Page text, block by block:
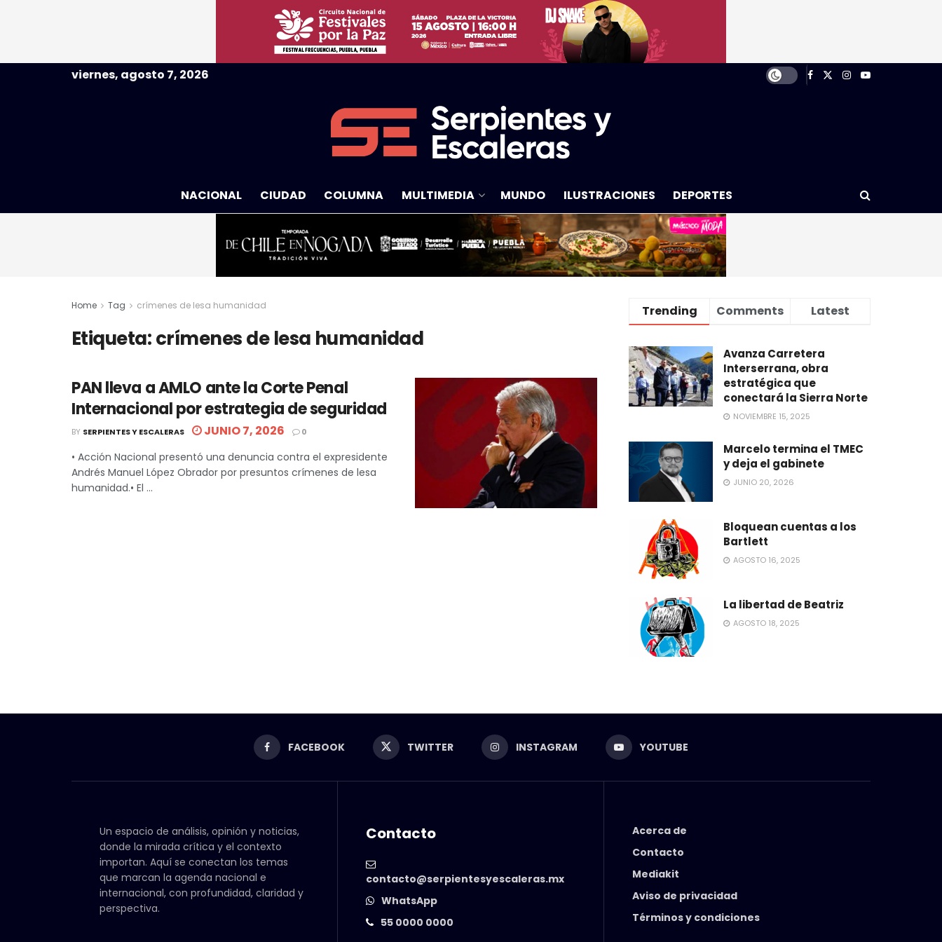
viernes, agosto 7, 2026
NACIONAL CIUDAD COLUMNA MULTIMEDIA MUNDO ILUSTRACIONES DEPORTES
Home Tag crímenes de lesa humanidad
Etiqueta:crímenes de lesa humanidad
PAN lleva a AMLO ante la Corte Penal
Internacional por estrategia de seguridad
BY SERPIENTES Y ESCALERAS JUNIO 7, 2026 0
• Acción Nacional presentó una denuncia contra el expresidente
Andrés Manuel López Obrador por presuntos crímenes de lesa
humanidad.• El ...
Trending Comments Latest
Avanza Carretera
Interserrana, obra
estratégica que
conectará la Sierra Norte
NOVIEMBRE 15, 2025
Marcelo termina el TMEC
y deja el gabinete
JUNIO 20, 2026
Bloquean cuentas a los
Bartlett
AGOSTO 16, 2025
La libertad de Beatriz
AGOSTO 18, 2025
FACEBOOK TWITTER INSTAGRAM YOUTUBE
Un espacio de análisis, opinión y noticias,
donde la mirada crítica y el contexto
importan. Aquí se conectan los temas
que marcan la agenda nacional e
internacional, con profundidad, claridad y
perspectiva.
Contacto
contacto@serpientesyescaleras.mx
WhatsApp
55 0000 0000
Acerca de
Contacto
Mediakit
Aviso de privacidad
Términos y condiciones